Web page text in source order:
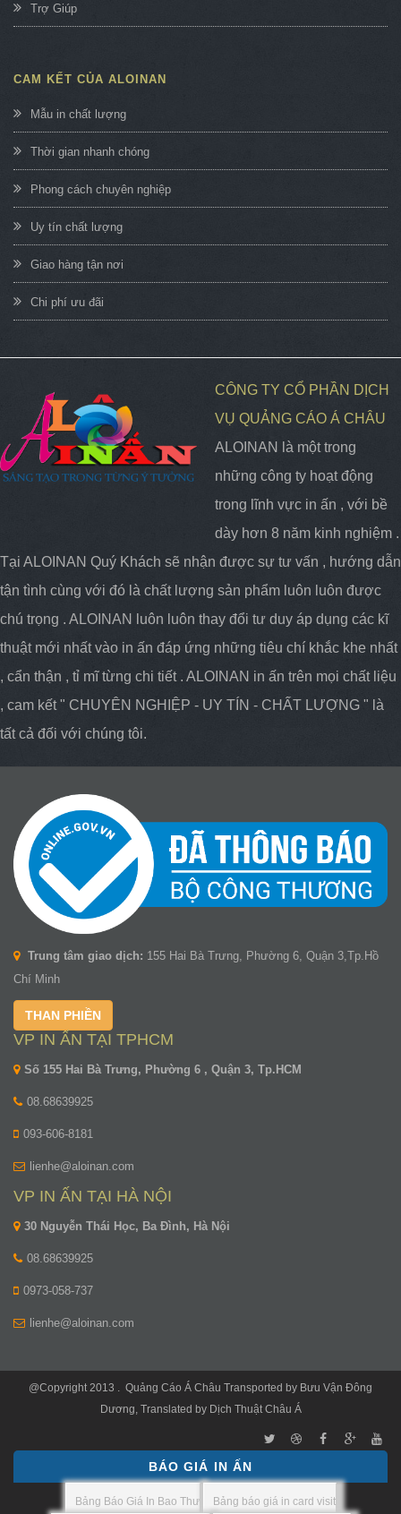
Trợ Giúp
CAM KẾT CỦA ALOINAN
Mẫu in chất lượng
Thời gian nhanh chóng
Phong cách chuyên nghiệp
Uy tín chất lượng
Giao hàng tận nơi
Chi phí ưu đãi
CÔNG TY CỔ PHẦN DỊCH
VỤ QUẢNG CÁO Á CHÂU
ALOINAN là một trong
những công ty hoạt động
trong lĩnh vực in ấn , với bề
dày hơn 8 năm kinh nghiệm .
Tại ALOINAN Quý Khách sẽ nhận được sự tư vấn , hướng dẫn
tận tình cùng với đó là chất lượng sản phẩm luôn luôn được
chú trọng . ALOINAN luôn luôn thay đổi tư duy áp dụng các kĩ
thuật mới nhất vào in ấn đáp ứng những tiêu chí khắc khe nhất
, cẩn thận , tỉ mĩ từng chi tiết . ALOINAN in ấn trên mọi chất liệu
, cam kết " CHUYÊN NGHIỆP - UY TÍN - CHẤT LƯỢNG " là
tất cả đối với chúng tôi.
Trung tâm giao dịch: 155 Hai Bà Trưng, Phường 6, Quận 3,Tp.Hồ
Chí Minh
THAN PHIỀN
VP IN ẤN TẠI TPHCM
Số 155 Hai Bà Trưng, Phường 6 , Quận 3, Tp.HCM
08.68639925
093-606-8181
lienhe@aloinan.com
VP IN ẤN TẠI HÀ NỘI
30 Nguyễn Thái Học, Ba Đình, Hà Nội
08.68639925
0973-058-737
lienhe@aloinan.com
@Copyright 2013 . Quảng Cáo Á Châu Transported by Bưu Vận Đông
Dương, Translated by Dịch Thuật Châu Á
BÁO GIÁ IN ẤN
Bảng Báo Giá In Bao Thư Bảng báo giá in card visit